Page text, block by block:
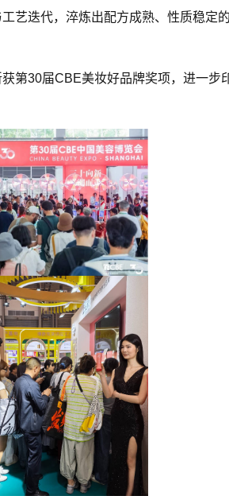
艺迭代，淬炼出配方成熟、性质稳定
第30届CBE美妆好品牌奖项，进一步